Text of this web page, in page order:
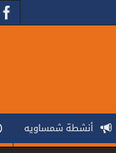
أنشطة شمساويه